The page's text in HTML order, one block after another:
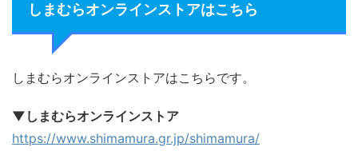
しまむらオンラインストアはこちら
しまむらオンラインストアはこちらです。
▼しまむらオンラインストア
https://www.shimamura.gr.jp/shimamura/